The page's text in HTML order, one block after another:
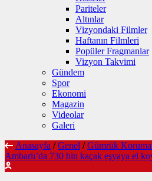
Pariteler
Altınlar
Vizyondaki Filmler
Haftanın Filmleri
Popüler Fragmanlar
Vizyon Takvimi
Gündem
Spor
Ekonomi
Magazin
Videolar
Galeri
Anasayfa / Genel / Gümrük Koruma
Ambarlı’da 730 bin kaçak eşyaya el